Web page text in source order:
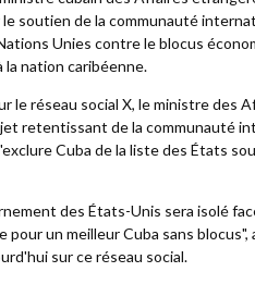
soutien de la communauté
Unies contre le blocus
la nation caribéenne.
le réseau social X, le ministre des
retentissant de la communauté
Cuba de la liste des États
des États-Unis sera isolé
un meilleur Cuba sans
sur ce réseau social.